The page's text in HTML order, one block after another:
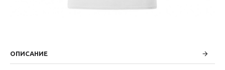
ОПИСАНИЕ